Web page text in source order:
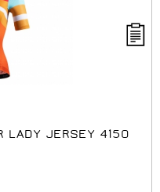
LADY JERSEY 4150